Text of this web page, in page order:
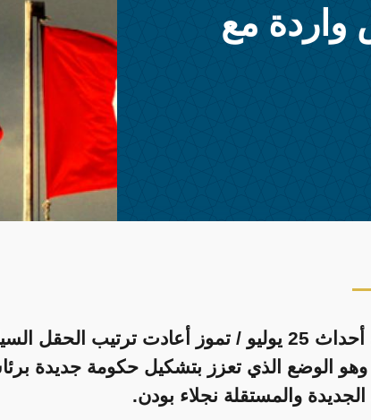
واردة مع
يبدو أن أحداث 25 يوليو / تموز أعادت ترتيب
الوضع الذي تعزز بتشكيل حكومة جديدة
الجديدة والمستقلة نجلاء بودن.